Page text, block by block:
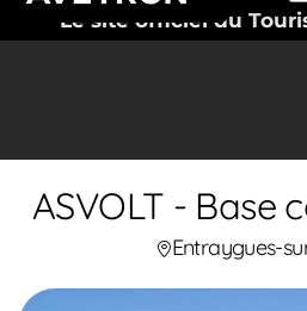
Le site officiel du
ASVOLT - Base
Entraygues-